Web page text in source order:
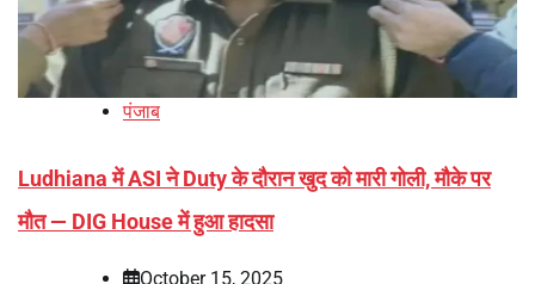
पंजाब
Ludhiana में ASI ने Duty के दौरान खुद को मारी गोली, मौके पर
मौत — DIG House में हुआ हादसा
October 15, 2025